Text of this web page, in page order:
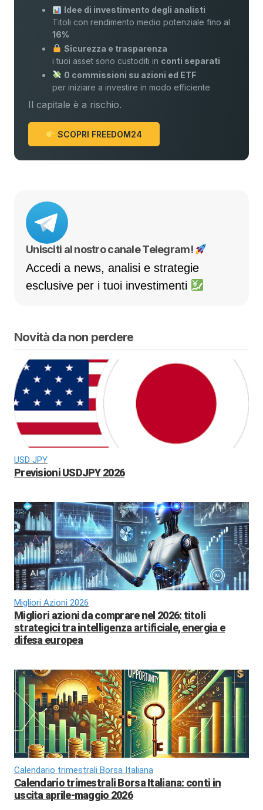
Idee di investimento degli analisti
Titoli con rendimento medio potenziale fino al
16%
Sicurezza e trasparenza
i tuoi asset sono custoditi in conti separati
0 commissioni su azioni ed ETF
per iniziare a investire in modo efficiente
Il capitale è a rischio.
SCOPRI FREEDOM24
Unisciti al nostro canale Telegram!
Accedi a news, analisi e strategie
esclusive per i tuoi investimenti
Novità da non perdere
USD JPY
Previsioni USDJPY 2026
Migliori Azioni 2026
Migliori azioni da comprare nel 2026: titoli
strategici tra intelligenza artificiale, energia e
difesa europea
Calendario trimestrali Borsa Italiana
Calendario trimestrali Borsa Italiana: conti in
uscita aprile-maggio 2026